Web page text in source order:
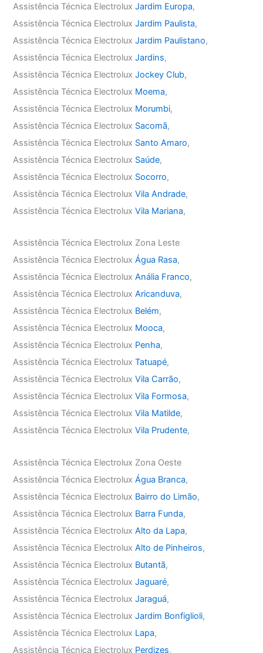
Assistência Técnica ElectroluxJardim Europa,
Assistência Técnica ElectroluxJardim Paulista,
Assistência Técnica ElectroluxJardim Paulistano,
Assistência Técnica ElectroluxJardins,
Assistência Técnica ElectroluxJockey Club,
Assistência Técnica Electrolux Moema,
Assistência Técnica Electrolux Morumbi,
Assistência Técnica Electrolux Sacomã,
Assistência Técnica Electrolux Santo Amaro,
Assistência Técnica Electrolux Saúde,
Assistência Técnica Electrolux Socorro,
Assistência Técnica ElectroluxVila Andrade,
Assistência Técnica ElectroluxVila Mariana,
Assistência Técnica Electrolux Zona Leste
Assistência Técnica ElectroluxÁgua Rasa,
Assistência Técnica ElectroluxAnália Franco,
Assistência Técnica ElectroluxAricanduva,
Assistência Técnica Electrolux Belém,
Assistência Técnica Electrolux Mooca,
Assistência Técnica Electrolux Penha,
Assistência Técnica ElectroluxTatuapé,
Assistência Técnica ElectroluxVila Carrão,
Assistência Técnica ElectroluxVila Formosa,
Assistência Técnica ElectroluxVila Matilde,
Assistência Técnica ElectroluxVila Prudente,
Assistência Técnica Electrolux Zona Oeste
Assistência Técnica ElectroluxÁgua Branca,
Assistência Técnica Electrolux Bairro do Limão,
Assistência Técnica Electrolux Barra Funda,
Assistência Técnica ElectroluxAlto da Lapa,
Assistência Técnica ElectroluxAlto de Pinheiros,
Assistência Técnica Electrolux Butantã,
Assistência Técnica ElectroluxJaguaré,
Assistência Técnica ElectroluxJaraguá,
Assistência Técnica ElectroluxJardim Bonfiglioli,
Assistência Técnica Electrolux Lapa,
Assistência Técnica Electrolux Perdizes,